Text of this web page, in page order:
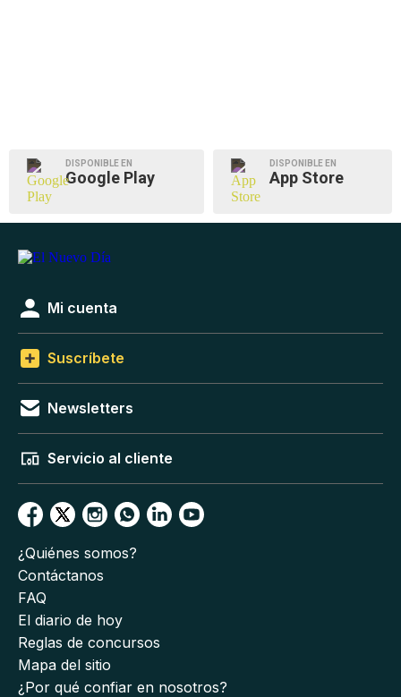
DISPONIBLE EN
Google Play
DISPONIBLE EN
App Store
Mi cuenta
Suscríbete
Newsletters
Servicio al cliente
¿Quiénes somos?
Contáctanos
FAQ
El diario de hoy
Reglas de concursos
Mapa del sitio
¿Por qué confiar en nosotros?